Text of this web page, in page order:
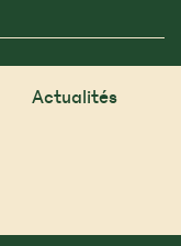
Actualités